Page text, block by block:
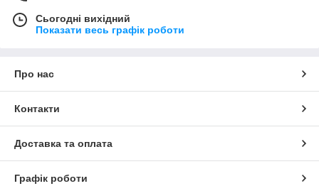
Сьогодні вихідний
Показати весь графік роботи
Про нас
Контакти
Доставка та оплата
Графік роботи